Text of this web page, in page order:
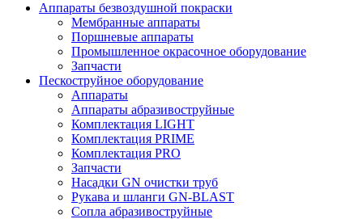
Аппараты безвоздушной покраски
Мембранные аппараты
Поршневые аппараты
Промышленное окрасочное оборудование
Запчасти
Пескоструйное оборудование
Аппараты
Аппараты абразивоструйные
Комплектация LIGHT
Комплектация PRIME
Комплектация PRO
Запчасти
Насадки GN очистки труб
Рукава и шланги GN-BLAST
Сопла абразивоструйные